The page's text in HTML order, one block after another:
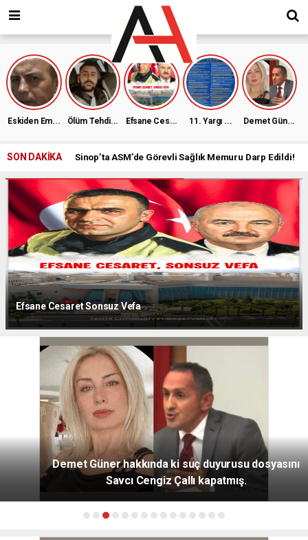
Eskiden Em... Ölüm Tehdi... Efsane Ces... 11. Yargı ... Demet Gün...
SON DAKİKA Sinop’ta ASM’de Görevli Sağlık Memuru Darp Edildi!
Efsane Cesaret Sonsuz Vefa
Demet Güner hakkında ki suç duyurusu dosyasını
Savcı Cengiz Çallı kapatmış.